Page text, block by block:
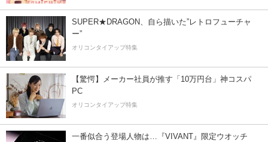
SUPER★DRAGON、自ら描いた”レトロフューチャ
ー”
オリコンタイアップ特集
【驚愕】メーカー社員が推す「10万円台」神コスパ
PC
オリコンタイアップ特集
一番似合う登場人物は…『VIVANT』限定ウオッチ